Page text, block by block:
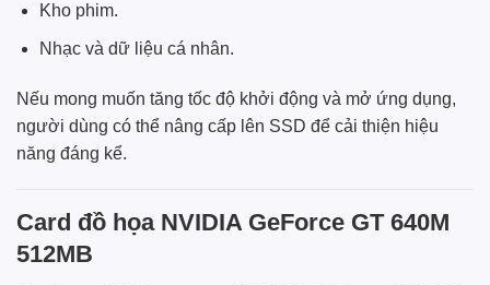
Kho phim.
Nhạc và dữ liệu cá nhân.
Nếu mong muốn tăng tốc độ khởi động và mở ứng dụng,
người dùng có thể nâng cấp lên SSD để cải thiện hiệu
năng đáng kể.
Card đồ họa NVIDIA GeForce GT 640M
512MB